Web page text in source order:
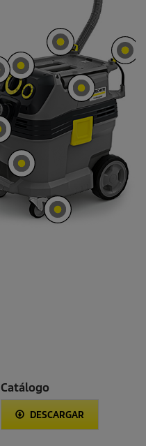
Catálogo
DESCARGAR